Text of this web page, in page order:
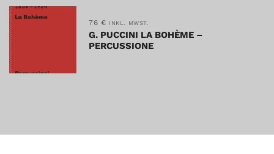
76 € INKL. MWST.
G. PUCCINI LA BOHÈME –
PERCUSSIONE